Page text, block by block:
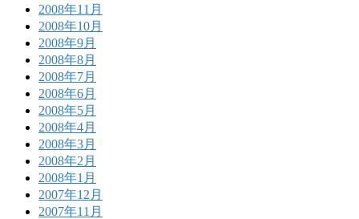
2008年11月
2008年10月
2008年9月
2008年8月
2008年7月
2008年6月
2008年5月
2008年4月
2008年3月
2008年2月
2008年1月
2007年12月
2007年11月